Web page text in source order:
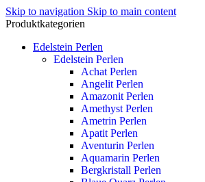
Skip to navigation Skip to main content
Produktkategorien
Edelstein Perlen
Edelstein Perlen
Achat Perlen
Angelit Perlen
Amazonit Perlen
Amethyst Perlen
Ametrin Perlen
Apatit Perlen
Aventurin Perlen
Aquamarin Perlen
Bergkristall Perlen